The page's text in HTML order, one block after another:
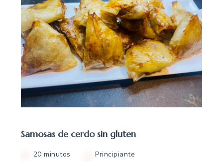
Samosas de cerdo sin gluten
20 minutos Principiante